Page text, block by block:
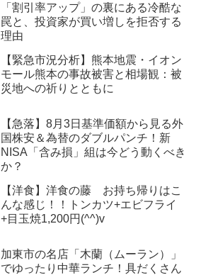
「割引率アップ」の裏にある冷酷な
罠と、投資家が買い増しを拒否する
理由
【緊急市況分析】熊本地震・イオン
モール熊本の事故被害と相場観：被
災地への祈りとともに
【急落】8月3日基準価額から見る外
国株安＆為替のダブルパンチ！新
NISA「含み損」組は今どう動くべき
か？
【洋食】洋食の藤 お持ち帰りはこ
んな感じ！！トンカツ+エビフライ
+目玉焼1,200円(^^)v
加東市の名店「木蘭（ムーラン）」
でゆったり中華ランチ！具だくさん